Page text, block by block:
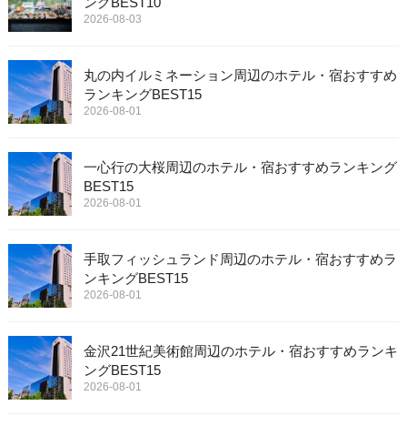
2026-08-03
丸の内イルミネーション周辺のホテル・宿おすすめ
ランキングBEST15
2026-08-01
一心行の大桜周辺のホテル・宿おすすめランキング
BEST15
2026-08-01
手取フィッシュランド周辺のホテル・宿おすすめラ
ンキングBEST15
2026-08-01
金沢21世紀美術館周辺のホテル・宿おすすめランキ
ングBEST15
2026-08-01